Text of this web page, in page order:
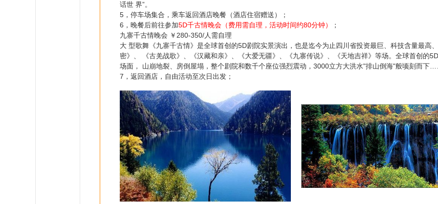
话世 界”。
5，停车场集合，乘车返回酒店晚餐（酒店住宿赠送）；
6，晚餐后前往参加5D千古情晚会（费用需自理，活动时间约80分钟）
；
九寨千古情晚会 ￥280-350/人需自理
大 型歌舞《九寨千古情》是全球首创的5D剧院实景演出，也是迄今为止四川省投资最巨、科技含量最高
密》、 《古羌战歌》、《汉藏和亲》、《大爱无疆》、《九寨传说》、《天地吉祥》等场。全球首创的
场面， 山崩地裂、房倒屋塌，整个剧院和数千个座位强烈震动，3000立方大洪水"排山倒海"般顷刻而
7，返回酒店，自由活动至次日出发；